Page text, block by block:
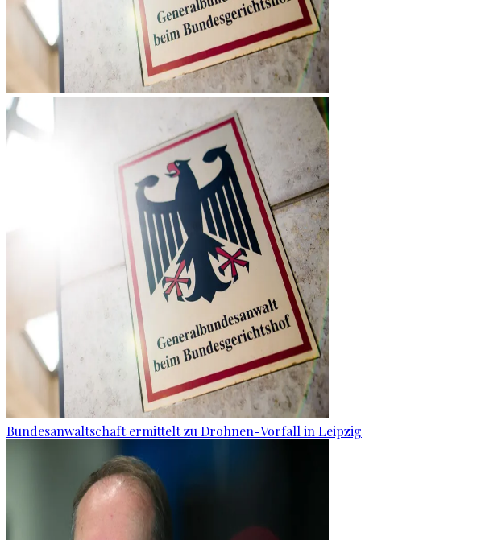
Bundesanwaltschaft ermittelt zu Drohnen-Vorfall in Leipzig